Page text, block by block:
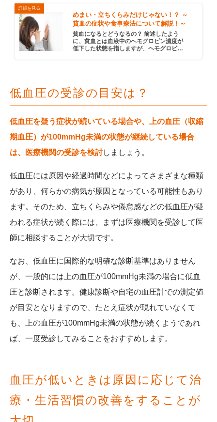
めまい・立ちくらみだけじゃない！？ ～
貧血の症状や食事療法について解説！～
貧血になるとどうなるの？ 前述したよう
に、貧血とは血液中のヘモグロビン濃度が
低下した状態を指しますが、ヘモグロビン
低血圧の受診の目安は？
低血圧を疑う症状が続いている場合や、上の血圧（収縮
期血圧）が100mmHg未満の状態が継続している場合
は、医療機関の受診を検討しましょう。
低血圧には原因や経過時間などによってさまざまな種類
があり、何らかの病気が原因となっている可能性もあり
ます。そのため、立ちくらみや倦怠感などの低血圧が疑
われる症状が続く際には、まずは医療機関を受診して医
師に相談することが大切です。
なお、低血圧に国際的な明確な診断基準はありません
が、一般的には上の血圧が100mmHg未満の場合に低血
圧と診断されます。健康診断や自宅の血圧計での測定値
が目安となりますので、たとえ症状が現れていなくて
も、上の血圧が100mmHg未満の状態が続くようであれ
ば、一度受診してみることをおすすめします。
血圧が低いときは原因に応じて治
療・生活習慣の改善をすることが